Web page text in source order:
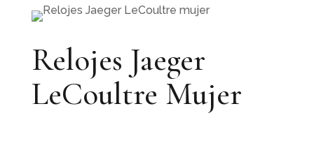
Relojes Jaeger
LeCoultre Mujer